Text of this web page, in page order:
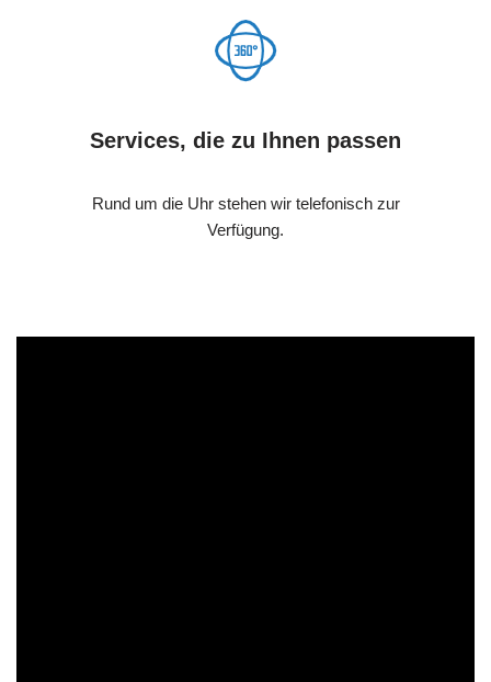
Services, die zu Ihnen passen
Rund um die Uhr stehen wir telefonisch zur
Verfügung.